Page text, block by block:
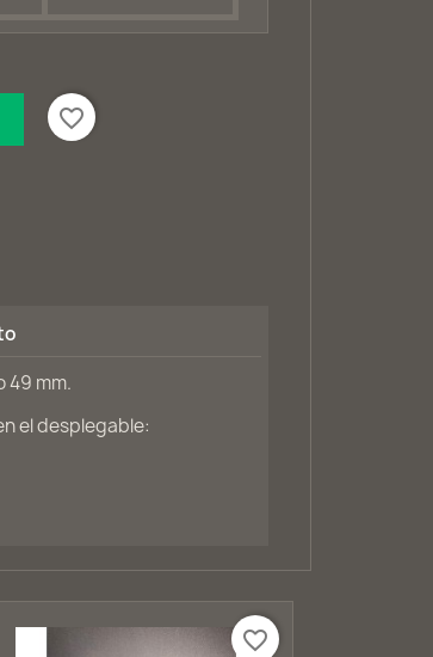
favorite_border
49 mm.
el desplegable:
favorite_border